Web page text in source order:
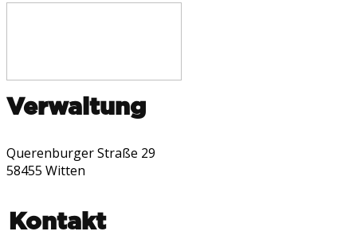
Verwaltung
Querenburger Straße 29
58455 Witten
Kontakt